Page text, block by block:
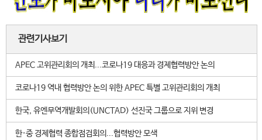
관련기사보기
APEC 고위관리회의 개최...코로나19 대응과 경제협력방안 논의
코로나19 역내 협력방안 논의 위한 APEC 특별 고위관리회의 개최
한국, 유엔무역개발회의(UNCTAD) 선진국 그룹으로 지위 변경
한·중 경제협력 종합점검회의...협력방안 모색